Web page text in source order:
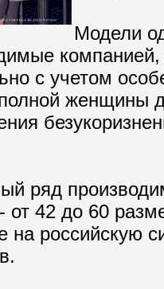
Модели
компанией,
с учетом
женщины
ряд
от 42 до 60
на российскую